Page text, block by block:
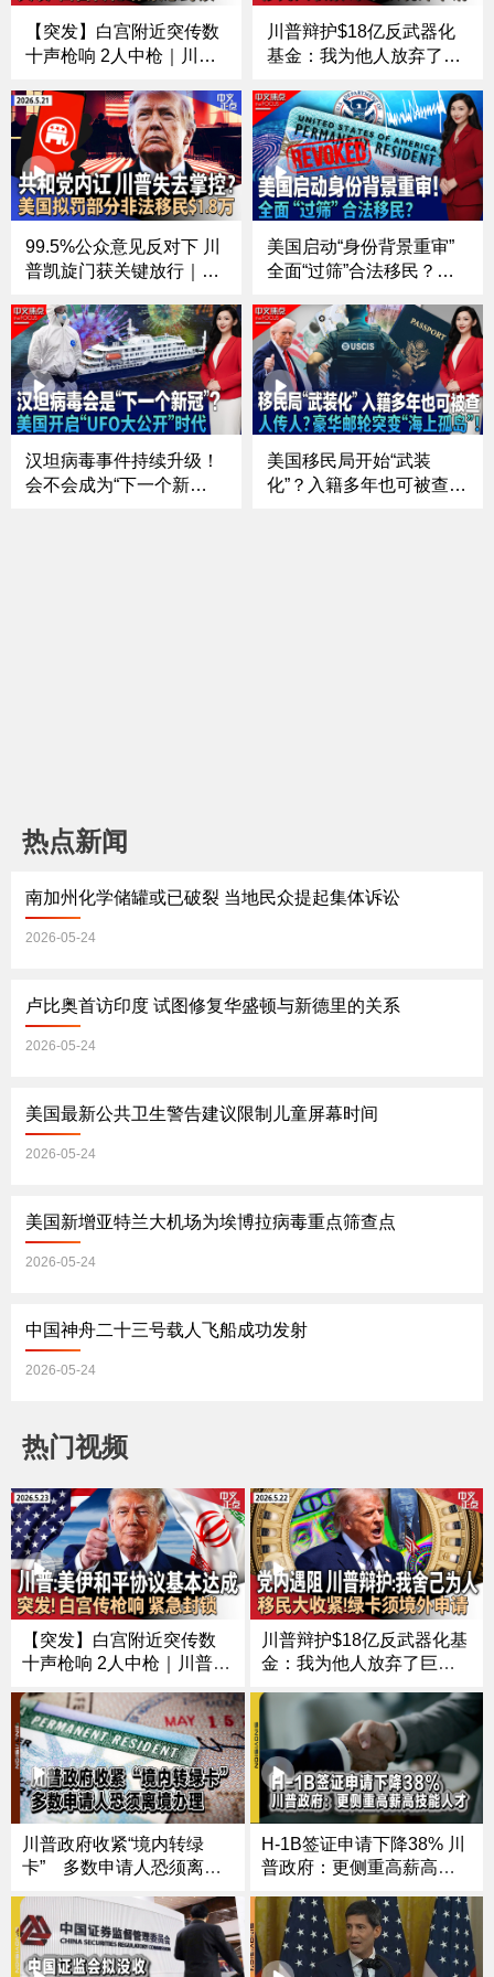
【突发】白宫附近突传数
十声枪响 2人中枪｜川普
架“基本达成”｜SpaceX成
功发射升级版星舰｜南加
化学品储罐有爆炸风险 4
万居民收疏散令《中文正
点》26.5.23
川普辩护$18亿反武器化
基金：我为他人放弃了巨
国家情报总监宣布辞职｜
沃什宣誓就职联储主席｜
川普政府再收紧移民政策
多数申请人须离境办理绿
卡《中文正点》26.5.22
99.5%公众意见反对下 川
普凯旋门获关键放行｜议
不知道是否对参议院失去
掌控｜川普政府拟向部分
非公民罚款$1.8万｜每张
$50 纽约市推世界杯球票
抽签《中文正点》26.5.21
美国启动“身份背景重审”
全面“过筛”合法移民？；
签证审核再升级 ；埃博拉
病毒又来了？疫情或致更
多人死亡；美国经济焦虑
持续升温 人们的钱包还扛
得住吗？《中文焦点》5/2
1
汉坦病毒事件持续升级！
会不会成为“下一个新
美国移民局开始“武装
化”？入籍多年也可被查；
热点新闻
南加州化学储罐或已破裂 当地民众提起集体诉讼
2026-05-24
卢比奥首访印度 试图修复华盛顿与新德里的关系
2026-05-24
美国最新公共卫生警告建议限制儿童屏幕时间
2026-05-24
美国新增亚特兰大机场为埃博拉病毒重点筛查点
2026-05-24
中国神舟二十三号载人飞船成功发射
2026-05-24
热门视频
【突发】白宫附近突传数
十声枪响 2人中枪｜川普宣
架“基本达成”｜SpaceX成
功发射升级版星舰｜南加
化学品储罐有爆炸风险 4万
居民收疏散令《中文正
点》26.5.23
川普辩护$18亿反武器化基
金：我为他人放弃了巨额
家情报总监宣布辞职｜沃
什宣誓就职联储主席｜川
普政府再收紧移民政策 多
数申请人须离境办理绿卡
《中文正点》26.5.22
川普政府收紧“境内转绿
卡” 多数申请人恐须离境
H-1B签证申请下降38% 川
普政府：更侧重高薪高技